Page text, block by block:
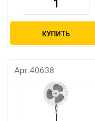
КУПИТЬ
Арт.40638